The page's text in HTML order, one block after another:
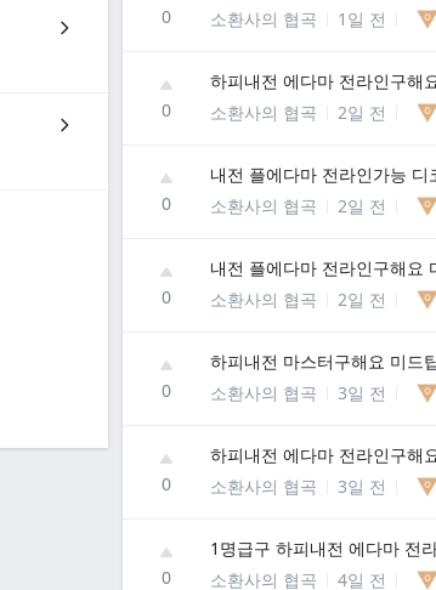
0
소환사의 협곡
1일 전
0
하피내전 에다마 전라인구해
소환사의 협곡
2일 전
0
내전 플에다마 전라인가능 디
소환사의 협곡
2일 전
0
내전 플에다마 전라인구해요
소환사의 협곡
2일 전
0
하피내전 마스터구해요 미드
소환사의 협곡
3일 전
0
하피내전 에다마 전라인구해
소환사의 협곡
3일 전
0
1명급구 하피내전 에다마 전
소환사의 협곡
4일 전